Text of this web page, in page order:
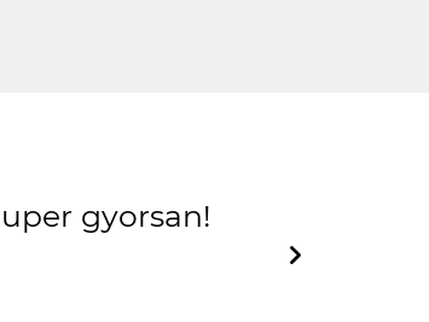
gyorsan!